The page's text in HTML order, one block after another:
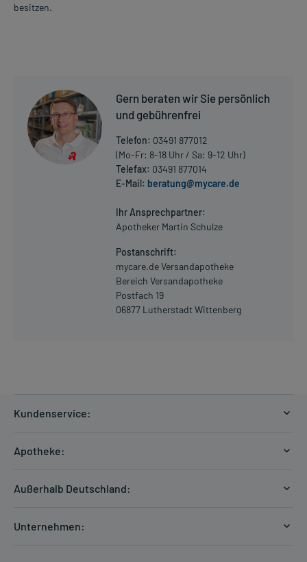
besitzen.
Gern beraten wir Sie persönlich
und gebührenfrei
Telefon: 03491 877012
(Mo-Fr: 8-18 Uhr / Sa: 9-12 Uhr)
Telefax: 03491 877014
E-Mail: beratung@mycare.de
Ihr Ansprechpartner:
Apotheker Martin Schulze
Postanschrift:
mycare.de Versandapotheke
Bereich Versandapotheke
Postfach 19
06877 Lutherstadt Wittenberg
Kundenservice:
Zahlungsarten
Hilfe
Apotheke:
Außerhalb Deutschland:
Unternehmen: